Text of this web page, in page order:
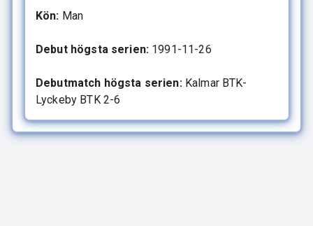
Kön: Man
Debut högsta serien: 1991-11-26
Debutmatch högsta serien:Kalmar BTK-
Lyckeby BTK 2-6